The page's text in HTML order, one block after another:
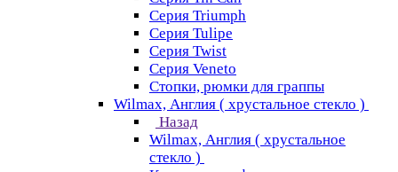
Серия Triumph
Серия Tulipe
Серия Twist
Серия Veneto
Стопки, рюмки для граппы
Wilmax, Англия ( хрустальное стекло )
Назад
Wilmax, Англия ( хрустальное
стекло )